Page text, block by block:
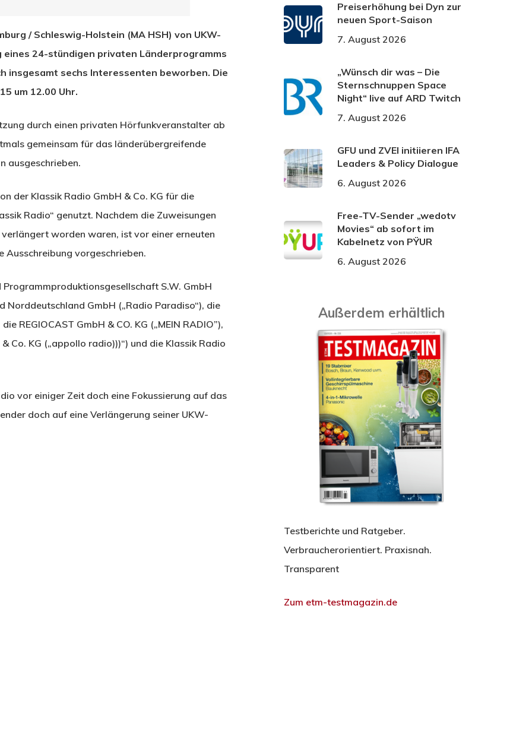
/ Schleswig-Holstein (MA HSH) von UKW-
24-stündigen privaten Länderprogramms
insgesamt sechs Interessenten beworben. Die
um 12.00 Uhr.
durch einen privaten Hörfunkveranstalter ab
gemeinsam für das länderübergreifende
ausgeschrieben.
der Klassik Radio GmbH & Co. KG für die
Radio“ genutzt. Nachdem die Zuweisungen
worden waren, ist vor einer erneuten
Ausschreibung vorgeschrieben.
S.W. GmbH
Norddeutschland GmbH („Radio Paradiso“), die
REGIOCAST GmbH & CO. KG („MEIN RADIO”),
Co. KG („appollo radio)))“) und die Klassik Radio
vor einiger Zeit doch eine Fokussierung auf das
doch auf eine Verlängerung seiner UKW-
Preiserhöhung bei Dyn zur
neuen Sport-Saison
7. August 2026
„Wünsch dir was – Die
Sternschnuppen Space
Night“ live auf ARD Twitch
7. August 2026
GFU und ZVEI initiieren IFA
Leaders & Policy Dialogue
6. August 2026
Free-TV-Sender „wedotv
Movies“ ab sofort im
Kabelnetz von PŸUR
6. August 2026
Außerdem erhältlich
Testberichte und Ratgeber.
Verbraucherorientiert. Praxisnah.
Transparent
Zum etm-testmagazin.de